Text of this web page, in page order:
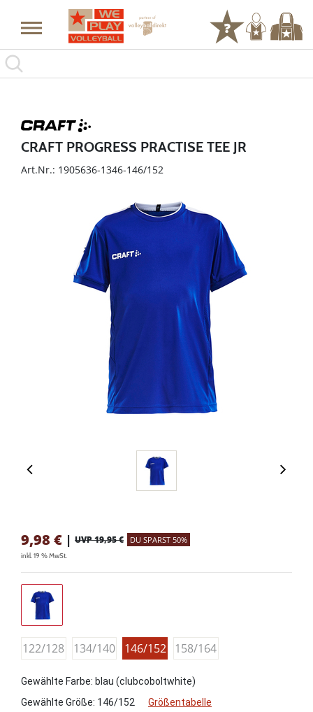
CRAFT PROGRESS PRACTISE TEE JR
Art.Nr.: 1905636-1346-146/152
9,98 € | UVP 19,95 € DU SPARST 50%
inkl. 19 % MwSt.
122/128 134/140 146/152 158/164
Gewählte Farbe: blau (clubcoboltwhite)
Gewählte Größe: 146/152 Größentabelle